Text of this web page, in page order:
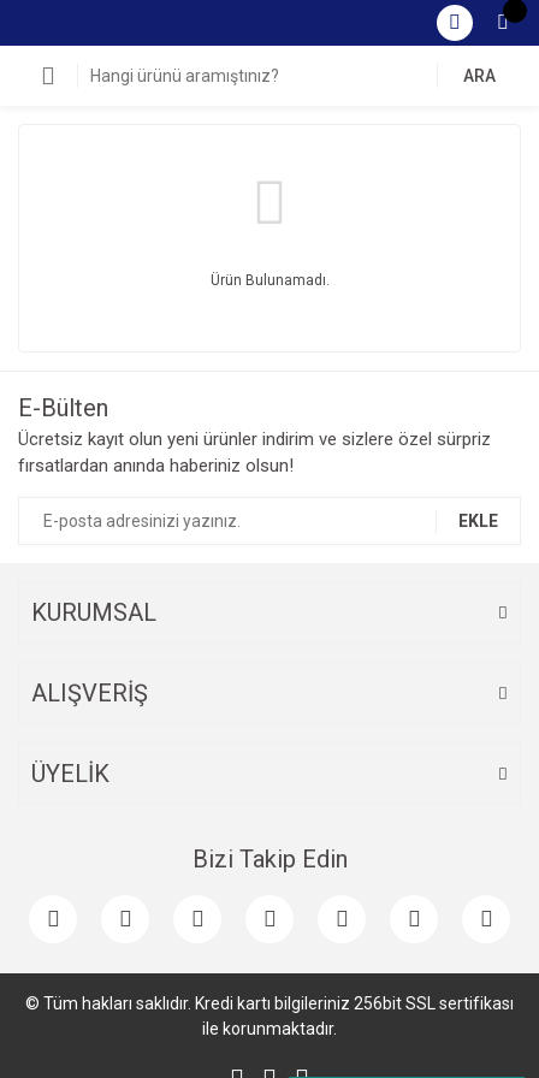
ARA
Ürün Bulunamadı.
E-Bülten
Ücretsiz kayıt olun yeni ürünler indirim ve sizlere özel sürpriz
fırsatlardan anında haberiniz olsun!
EKLE
KURUMSAL
ALIŞVERİŞ
ÜYELİK
Bizi Takip Edin
© Tüm hakları saklıdır. Kredi kartı bilgileriniz 256bit SSL sertifikası
ile korunmaktadır.